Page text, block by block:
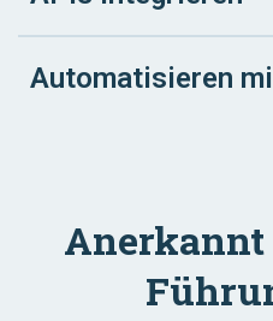
Automatisieren